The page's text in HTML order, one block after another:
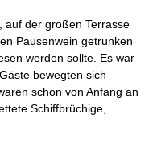
auf der großen Terrasse
Pausenwein getrunken
werden sollte. Es war
bewegten sich
schon von Anfang an
Schiffbrüchige,